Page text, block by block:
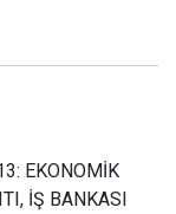
EKONOMİK
İŞ BANKASI